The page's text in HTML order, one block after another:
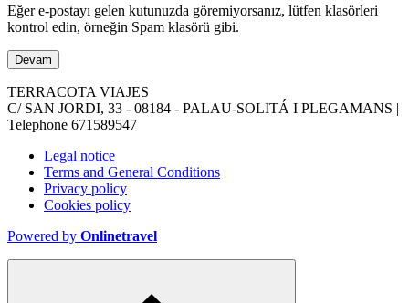
Eğer e-postayı gelen kutunuzda göremiyorsanız, lütfen klasörleri
kontrol edin, örneğin Spam klasörü gibi.
Devam
TERRACOTA VIAJES
C/ SAN JORDI, 33 - 08184 - PALAU-SOLITÁ I PLEGAMANS |
Telephone 671589547
Legal notice
Terms and General Conditions
Privacy policy
Cookies policy
Powered by Onlinetravel